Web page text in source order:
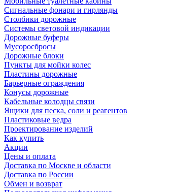
Сигнальные фонари и гирлянды
Столбики дорожные
Системы световой индикации
Дорожные буферы
Мусоросбросы
Дорожные блоки
Пункты для мойки колес
Пластины дорожные
Барьерные ограждения
Конусы дорожные
Кабельные колодцы связи
Ящики для песка, соли и реагентов
Пластиковые ведра
Проектирование изделий
Как купить
Акции
Цены и оплата
Доставка по Москве и области
Доставка по России
Обмен и возврат